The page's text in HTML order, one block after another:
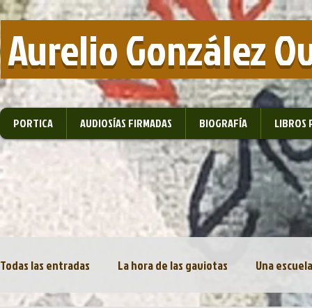
Aurelio González
PORTICA AUDIOSÍAS FIRMADAS BIOGRAFÍA LIBROS
Todas las entradas La hora de las gaviotas Una